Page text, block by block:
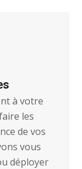
à votre
les
de vos
vous
déployer